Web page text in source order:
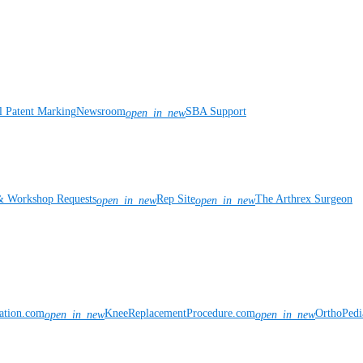
Patent MarkingNewsroomopen_in_newSBA Support
Requestsopen_in_newRep Siteopen_in_newThe Arthrex Surgeon
open_in_newKneeReplacementProcedure.comopen_in_new